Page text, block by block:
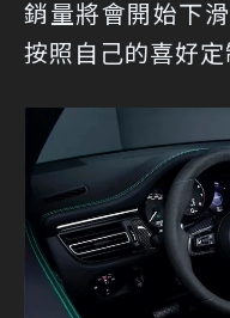
銷量將會開始下
按照自己的喜好定